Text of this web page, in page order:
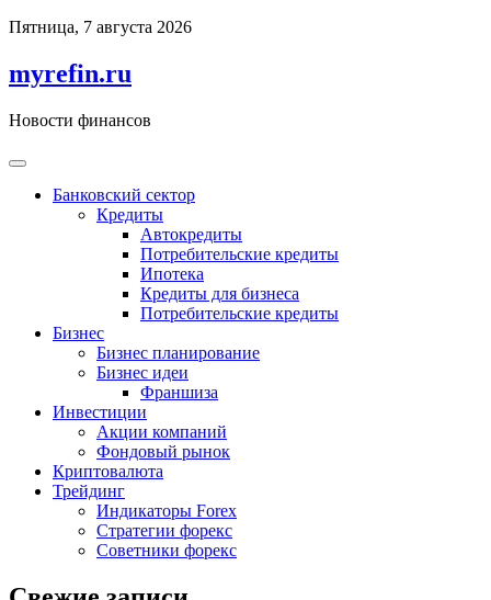
Перейти
содержимому
Пятница, 7 августа 2026
myrefin.ru
Новости финансов
Банковский сектор
Кредиты
Автокредиты
Потребительские кредиты
Ипотека
Кредиты для бизнеса
Потребительские кредиты
Бизнес
Бизнес планирование
Бизнес идеи
Франшиза
Инвестиции
Акции компаний
Фондовый рынок
Криптовалюта
Трейдинг
Индикаторы Forex
Стратегии форекс
Советники форекс